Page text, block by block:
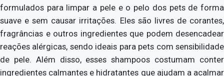
formulados para limpar a pele e o pelo dos pets de forma
suave e sem causar irritações. Eles são livres de corantes,
fragrâncias e outros ingredientes que podem desencadear
reações alérgicas, sendo ideais para pets com sensibilidade
de pele. Além disso, esses shampoos costumam conter
ingredientes calmantes e hidratantes que ajudam a acalmar